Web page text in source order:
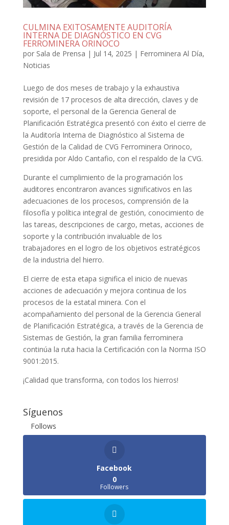
CULMINA EXITOSAMENTE AUDITORÍA
INTERNA DE DIAGNÓSTICO EN CVG
FERROMINERA ORINOCO
por Sala de Prensa | Jul 14, 2025 | Ferrominera Al Día,
Noticias
Luego de dos meses de trabajo y la exhaustiva
revisión de 17 procesos de alta dirección, claves y de
soporte, el personal de la Gerencia General de
Planificación Estratégica presentó con éxito el cierre de
la Auditoría Interna de Diagnóstico al Sistema de
Gestión de la Calidad de CVG Ferrominera Orinoco,
presidida por Aldo Cantafio, con el respaldo de la CVG.
Durante el cumplimiento de la programación los
auditores encontraron avances significativos en las
adecuaciones de los procesos, comprensión de la
filosofía y política integral de gestión, conocimiento de
las tareas, descripciones de cargo, metas, acciones de
soporte y la contribución invaluable de los
trabajadores en el logro de los objetivos estratégicos
de la industria del hierro.
El cierre de esta etapa significa el inicio de nuevas
acciones de adecuación y mejora continua de los
procesos de la estatal minera. Con el
acompañamiento del personal de la Gerencia General
de Planificación Estratégica, a través de la Gerencia de
Sistemas de Gestión, la gran familia ferrominera
continúa la ruta hacia la Certificación con la Norma ISO
9001:2015.
¡Calidad que transforma, con todos los hierros!
Síguenos
Follows
Facebook
0
Followers